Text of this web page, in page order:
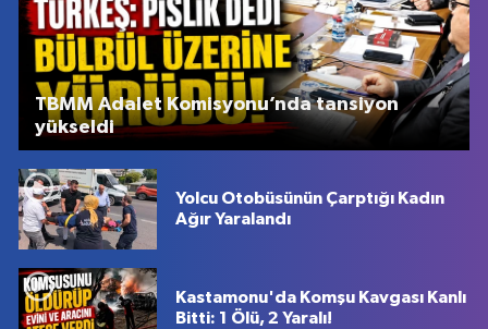
TBMM Adalet Komisyonu’nda tansiyon
yükseldi
Yolcu Otobüsünün Çarptığı Kadın
Ağır Yaralandı
Kastamonu'da Komşu Kavgası Kanlı
Bitti: 1 Ölü, 2 Yaralı!